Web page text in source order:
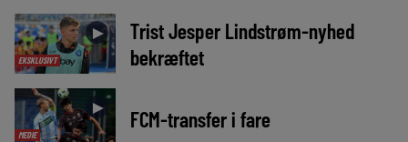
EKSKLUSIVT
►
Trist Jesper Lindstrøm-nyhed
bekræftet
MEDIE
► FCM-transfer i fare